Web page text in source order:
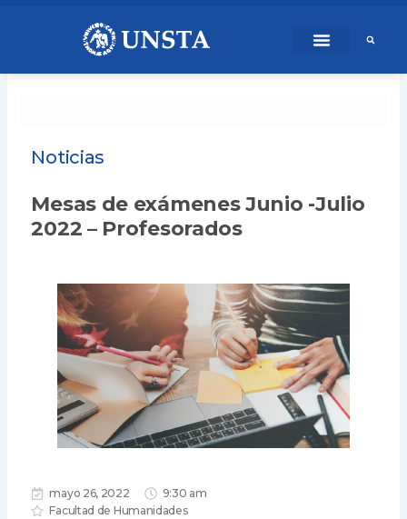
Noticias
Mesas de exámenes Junio -Julio
2022 – Profesorados
mayo 26, 2022
9:30 am
Facultad de Humanidades